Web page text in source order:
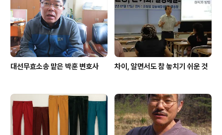
대선무효소송 맡은 박훈 변호사 차이, 알면서도 참 놓치기 쉬운 것